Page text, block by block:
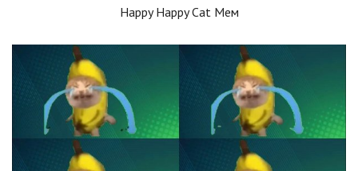
Happy Happy Cat Мем